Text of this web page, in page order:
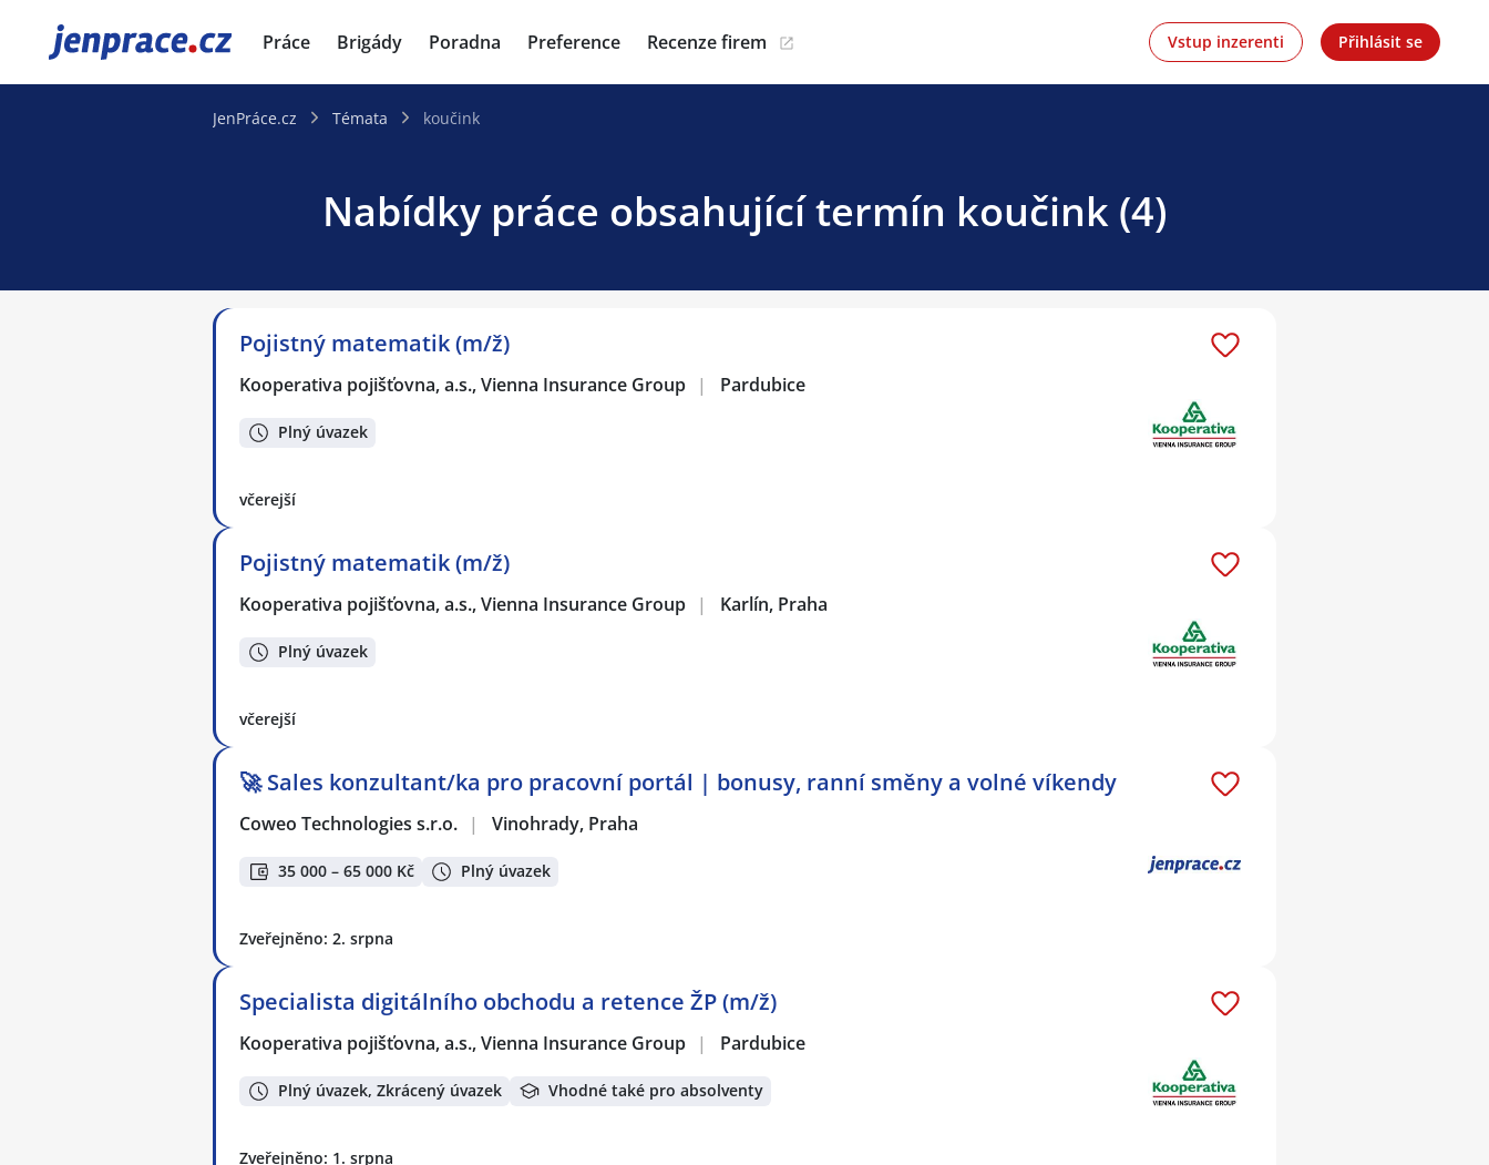
JenPráce.cz Práce Brigády Poradna Preference Recenze firem Vstup inzerenti Přihlásit se
JenPráce.cz Témata koučink
Nabídky práce obsahující termín koučink (4)
Pojistný matematik (m/ž)
Kooperativa pojišťovna, a.s., Vienna Insurance Group | Pardubice
Plný úvazek
včerejší
Pojistný matematik (m/ž)
Kooperativa pojišťovna, a.s., Vienna Insurance Group | Karlín, Praha
Plný úvazek
včerejší
🚀 Sales konzultant/ka pro pracovní portál | bonusy, ranní směny a volné víkendy
Coweo Technologies s.r.o. | Vinohrady, Praha
35 000 – 65 000 Kč Plný úvazek
Zveřejněno: 2. srpna
Specialista digitálního obchodu a retence ŽP (m/ž)
Kooperativa pojišťovna, a.s., Vienna Insurance Group | Pardubice
Plný úvazek, Zkrácený úvazek Vhodné také pro absolventy
Zveřejněno: 1. srpna